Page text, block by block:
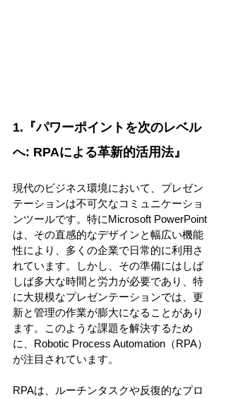
1.『パワーポイントを次のレベル
へ: RPAによる革新的活用法』
現代のビジネス環境において、プレゼン
テーションは不可欠なコミュニケーショ
ンツールです。特にMicrosoft PowerPoint
は、その直感的なデザインと幅広い機能
性により、多くの企業で日常的に利用さ
れています。しかし、その準備にはしば
しば多大な時間と労力が必要であり、特
に大規模なプレゼンテーションでは、更
新と管理の作業が膨大になることがあり
ます。このような課題を解決するため
に、Robotic Process Automation（RPA）
が注目されています。
RPAは、ルーチンタスクや反復的なプロ